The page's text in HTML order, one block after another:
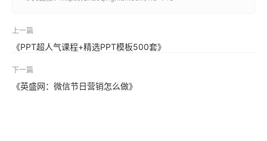
上一篇
《PPT超人气课程+精选PPT模板500套》
下一篇
《英盛网：微信节日营销怎么做》